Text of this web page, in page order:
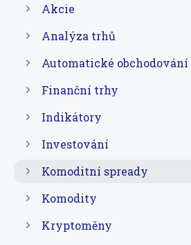
Akcie
Analýza trhů
Automatické obchodování
Finanční trhy
Indikátory
Investování
Komoditní spready
Komodity
Kryptoměny